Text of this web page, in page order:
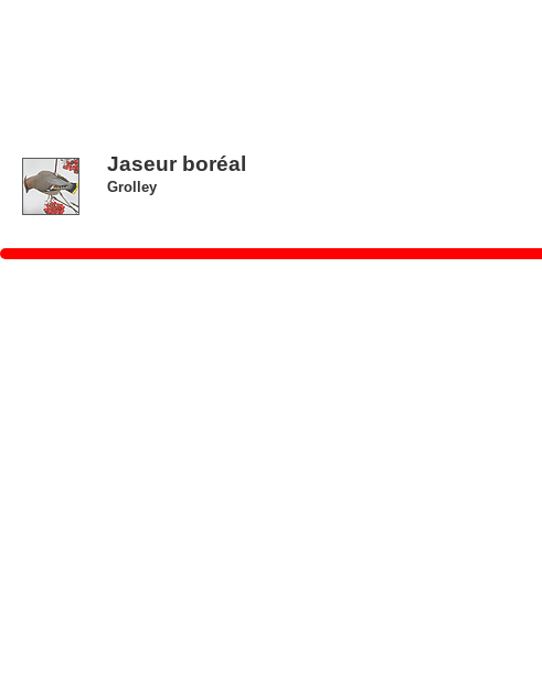
Jaseur boréal
Grolley